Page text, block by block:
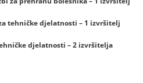
tehničke djelatnosti – 1 izvršitelj
djelatnosti – 2 izvršitelja